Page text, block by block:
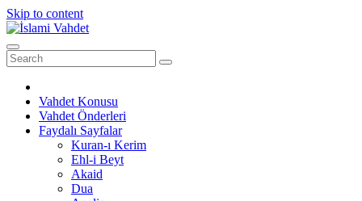
Skip to content
Vahdet Konusu
Vahdet Önderleri
Faydalı Sayfalar
Kuran-ı Kerim
Ehl-i Beyt
Akaid
Dua